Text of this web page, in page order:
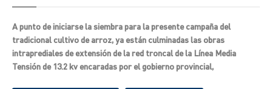
A punto de iniciarse la siembra para la presente campaña del
tradicional cultivo de arroz, ya están culminadas las obras
intraprediales de extensión de la red troncal de la Línea Media
Tensión de 13.2 kv encaradas por el gobierno provincial,